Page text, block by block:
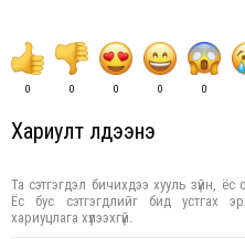
0 0 0 0 0
Хариулт үлдээнэ үү
Та сэтгэгдэл бичихдээ хууль зүйн,
Ёс бус сэтгэгдлийг бид устгах
хариуцлага хүлээхгүй.